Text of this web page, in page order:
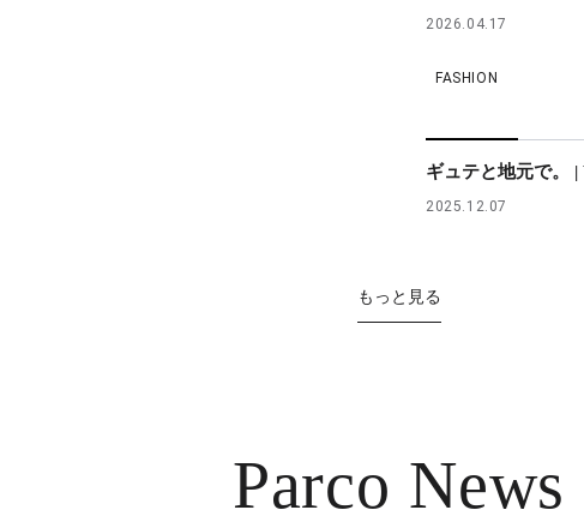
2026.04.17
FASHION
ギュテと地元で。 |
2025.12.07
もっと見る
Parco News